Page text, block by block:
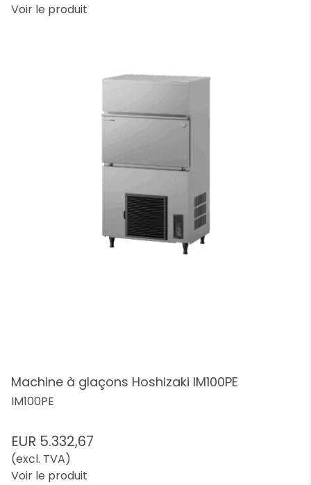
Voir le produit
Machine à glaçons Hoshizaki IM100PE
IM100PE
EUR 5.332,67
(excl. TVA)
Voir le produit